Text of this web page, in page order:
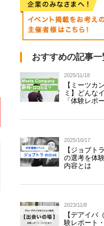
おすすめの記事一
2025/11/18
【ミーツカ
ミ】どんな
「体験レポ
2025/10/17
【ジョブト
の選考を体
内容とは
2023/11/8
【デアイバ
験レポート